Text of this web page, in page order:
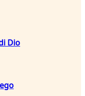
Dio